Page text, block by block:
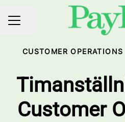
CAREER MENU
Share page
CUSTOMER OPERATIONS
Customer